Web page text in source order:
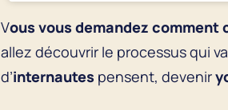
Vous vous demandez comment
allez découvrir le processus qui
d’internautes pensent, devenir